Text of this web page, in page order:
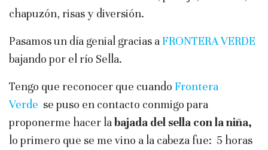
chapuzón, risas y diversión.
Pasamos un día genial gracias aFRONTERA VERDE
bajando por el río Sella.
Tengo que reconocer que cuando Frontera
Verde se puso en contacto conmigo para
proponerme hacer labajada del sella con la niña,
lo primero que se me vino a la cabeza fue: 5 horas